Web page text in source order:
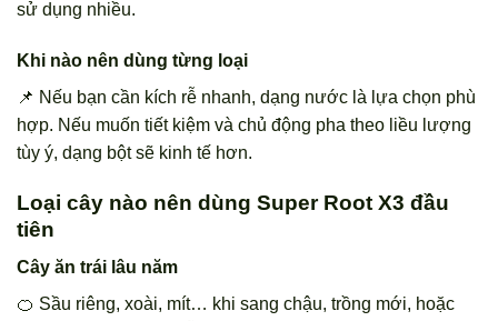
sử dụng nhiều.
Khi nào nên dùng từng loại
📌 Nếu bạn cần kích rễ nhanh, dạng nước là lựa chọn phù
hợp. Nếu muốn tiết kiệm và chủ động pha theo liều lượng
tùy ý, dạng bột sẽ kinh tế hơn.
Loại cây nào nên dùng Super Root X3 đầu
tiên
Cây ăn trái lâu năm
🍊 Sầu riêng, xoài, mít… khi sang chậu, trồng mới, hoặc